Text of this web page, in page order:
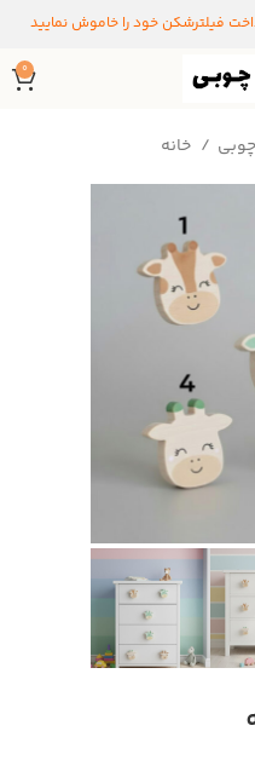
فیلترشکن خود را خاموش نمایید
0
خانه